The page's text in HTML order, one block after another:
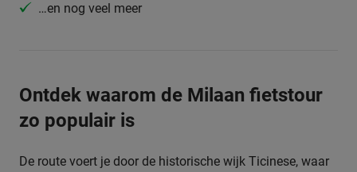
…en nog veel meer
Ontdek waarom de Milaan fietstour
zo populair is
De route voert je door de historische wijk Ticinese, waar